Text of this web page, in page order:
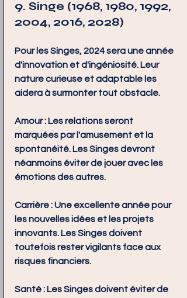
9. Singe (1968, 1980, 1992,
2004, 2016, 2028)
Pour les Singes, 2024 sera une année
d'innovation et d'ingéniosité. Leur
nature curieuse et adaptable les
aidera à surmonter tout obstacle.
Amour : Les relations seront
marquées par l'amusement et la
spontanéité. Les Singes devront
néanmoins éviter de jouer avec les
émotions des autres.
Carrière : Une excellente année pour
les nouvelles idées et les projets
innovants. Les Singes doivent
toutefois rester vigilants face aux
risques financiers.
Santé : Les Singes doivent éviter de